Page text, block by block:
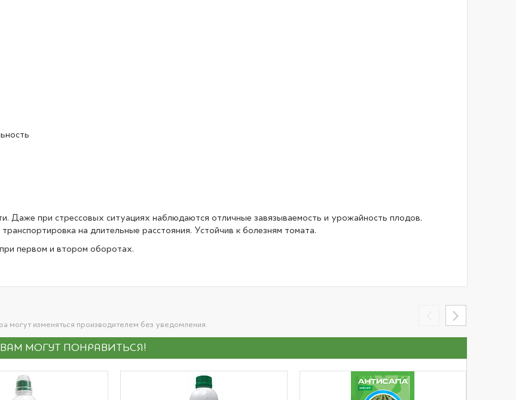
Даже при стрессовых ситуациях наблюдаются отличные завязываемость и урожайность плодов.
на длительные расстояния. Устойчив к болезням томата.
первом и втором оборотах.
могут изменяться производителем без уведомления.
МОГУТ ПОНРАВИТЬСЯ!